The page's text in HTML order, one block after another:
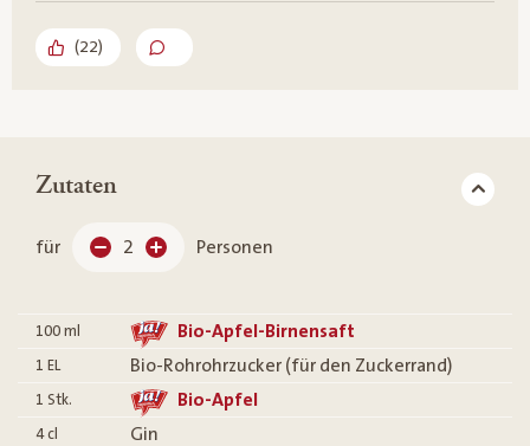
(22)
Zutaten
für 2 Personen
100 ml Bio-Apfel-Birnensaft
1 EL Bio-Rohrohrzucker (für den Zuckerrand)
1 Stk. Bio-Apfel
4 cl Gin